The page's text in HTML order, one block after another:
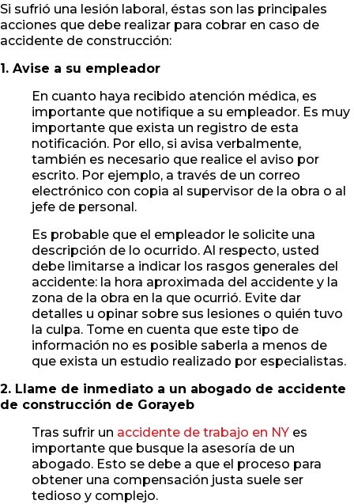
Si sufrió una lesión laboral, éstas son las principales
acciones que debe realizar para cobrar en caso de
accidente de construcción:
1. Avise a su empleador
En cuanto haya recibido atención médica, es
importante que notifique a su empleador. Es muy
importante que exista un registro de esta
notificación. Por ello, si avisa verbalmente,
también es necesario que realice el aviso por
escrito. Por ejemplo, a través de un correo
electrónico con copia al supervisor de la obra o al
jefe de personal.
Es probable que el empleador le solicite una
descripción de lo ocurrido. Al respecto, usted
debe limitarse a indicar los rasgos generales del
accidente: la hora aproximada del accidente y la
zona de la obra en la que ocurrió. Evite dar
detalles u opinar sobre sus lesiones o quién tuvo
la culpa. Tome en cuenta que este tipo de
información no es posible saberla a menos de
que exista un estudio realizado por especialistas.
2. Llame de inmediato a un abogado de accidente
de construcción de Gorayeb
Tras sufrir un accidente de trabajo en NY es
importante que busque la asesoría de un
abogado. Esto se debe a que el proceso para
obtener una compensación justa suele ser
tedioso y complejo.